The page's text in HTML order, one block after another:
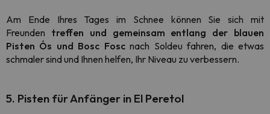
Am Ende Ihres Tages im Schnee können Sie sich mit
Freunden treffen und gemeinsam entlang der blauen
Pisten Ós und Bosc Foscnach Soldeu fahren, die etwas
schmaler sind und Ihnen helfen, Ihr Niveau zu verbessern.
5. Pisten für Anfänger in El Peretol